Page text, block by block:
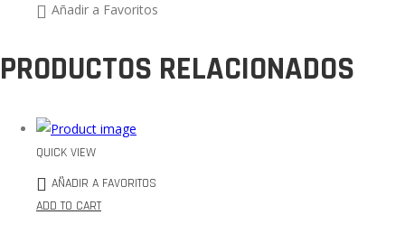
Añadir a Favoritos
PRODUCTOS RELACIONADOS
QUICK VIEW
AÑADIR A FAVORITOS
ADD TO CART